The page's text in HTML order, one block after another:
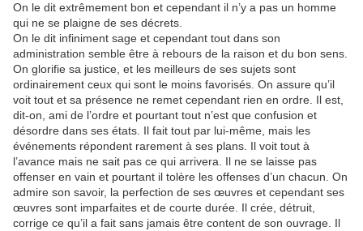
On le dit extrêmement bon et cependant il n’y a pas un homme
qui ne se plaigne de ses décrets.
On le dit infiniment sage et cependant tout dans son
administration semble être à rebours de la raison et du bon sens.
On glorifie sa justice, et les meilleurs de ses sujets sont
ordinairement ceux qui sont le moins favorisés. On assure qu’il
voit tout et sa présence ne remet cependant rien en ordre. Il est,
dit-on, ami de l’ordre et pourtant tout n’est que confusion et
désordre dans ses états. Il fait tout par lui-même, mais les
événements répondent rarement à ses plans. Il voit tout à
l’avance mais ne sait pas ce qui arrivera. Il ne se laisse pas
offenser en vain et pourtant il tolère les offenses d’un chacun. On
admire son savoir, la perfection de ses œuvres et cependant ses
œuvres sont imparfaites et de courte durée. Il crée, détruit,
corrige ce qu’il a fait sans jamais être content de son ouvrage. Il